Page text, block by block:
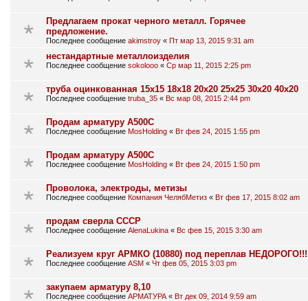
Предлагаем прокат черного металл. Горячее
предложение.
Последнее сообщение akimstroy « Пт мар 13, 2015 9:31 am
нестандартные металлоизделия
Последнее сообщение sokolooo « Ср мар 11, 2015 2:25 pm
труба оцинкованная 15х15 18х18 20х20 25х25 30х20 40х20
Последнее сообщение truba_35 « Вс мар 08, 2015 2:44 pm
Продам арматуру А500С
Последнее сообщение MosHolding « Вт фев 24, 2015 1:55 pm
Продам арматуру А500С
Последнее сообщение MosHolding « Вт фев 24, 2015 1:50 pm
Проволока, электроды, метизы
Последнее сообщение Компания ЧелябМетиз « Вт фев 17, 2015 8:02 am
продам сверла СССР
Последнее сообщение AlenaLukina « Вс фев 15, 2015 3:30 am
Реализуем круг АРМКО (10880) под переплав НЕДОРОГО!!!
Последнее сообщение ASM « Чт фев 05, 2015 3:03 pm
закупаем арматуру 8,10
Последнее сообщение АРМАТУРА « Вт дек 09, 2014 9:59 am